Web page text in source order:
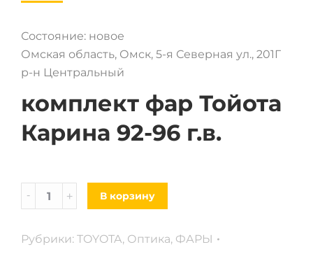
Состояние: новое
Омская область, Омск, 5-я Северная ул., 201Г
р-н Центральный
комплект фар Тойота
Карина 92-96 г.в.
Комплект
фар
Carina
В корзину
Рубрики: TOYOTA, Оптика, ФАРЫ